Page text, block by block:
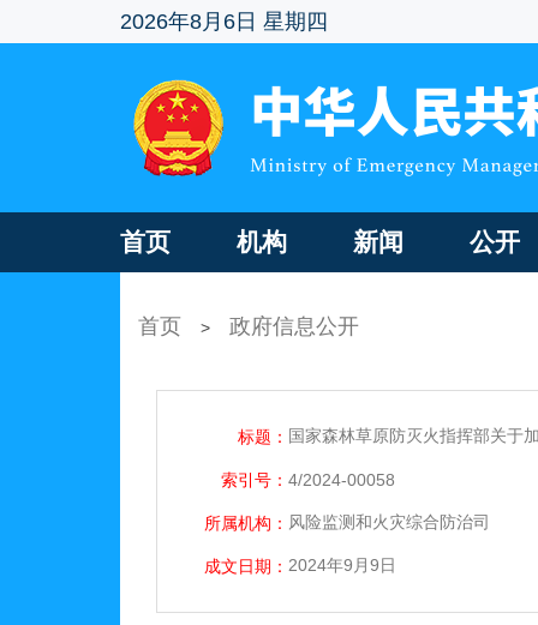
2026年8月6日 星期四
首页 机构 新闻 公开
首页 > 政府信息公开
标题： 国家森林草原防灭火指挥部关于
索引号： 4/2024-00058
所属机构： 风险监测和火灾综合防治司
成文日期： 2024年9月9日